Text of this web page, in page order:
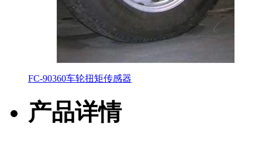
FC-90360车轮扭矩传感器
产品详情